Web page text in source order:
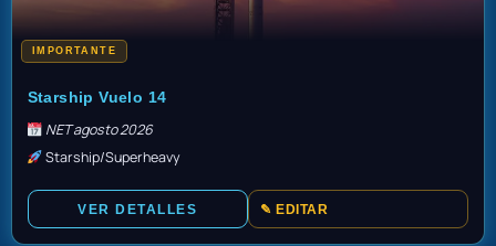
IMPORTANTE
Starship Vuelo 14
NET agosto 2026
Starship/Superheavy
VER DETALLES ✎ EDITAR